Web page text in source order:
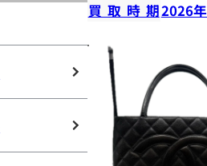
買取時期2026